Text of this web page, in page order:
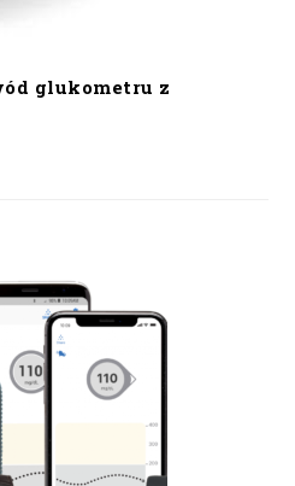
glukometru z